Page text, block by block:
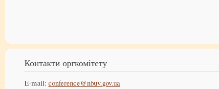
Контакти оргкомітету
E-mail: conference@nbuv.gov.ua